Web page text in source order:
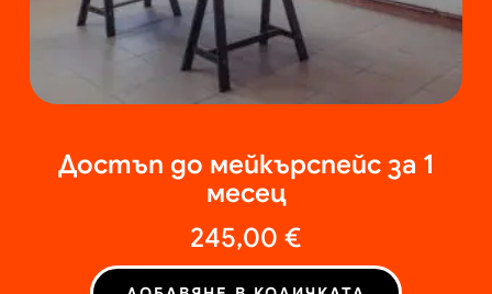
Достъп до мейкърспейс за 1
месец
245,00 €